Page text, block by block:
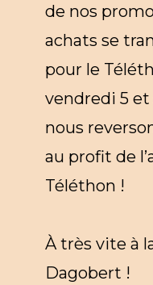
de nos
achats se
pour le
vendredi 5
nous
au profit de
Téléthon !
À très vite à
Dagobert !